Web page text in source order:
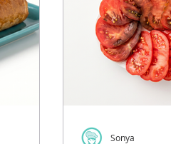
Sonya